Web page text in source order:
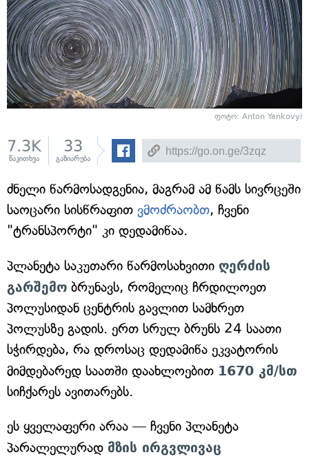
ფოტო: Anton Yankovyi
7.3K
წაკითხვა
33
გაზიარება
ძნელი წარმოსადგენია, მაგრამ ამ წამს სივრცეში
საოცარი სისწრაფით ვმოძრაობთ, ჩვენი
"ტრანსპორტი" კი დედამიწაა.
პლანეტა საკუთარი წარმოსახვითი ღერძის
გარშემო ბრუნავს, რომელიც ჩრდილოეთ
პოლუსიდან ცენტრის გავლით სამხრეთ
პოლუსზე გადის. ერთ სრულ ბრუნს 24 საათი
სჭირდება, რა დროსაც დედამიწა ეკვატორის
მიმდებარედ საათში დაახლოებით 1670 კმ/სთ
სიჩქარეს ავითარებს.
ეს ყველაფერი არაა — ჩვენი პლანეტა
პარალელურად მზის ირგვლივაც